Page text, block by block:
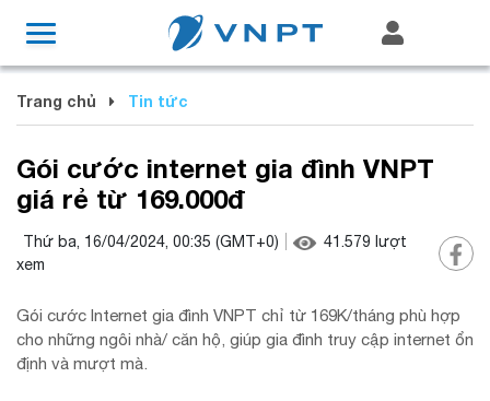
Trang chủ Tin tức
Gói cước internet gia đình VNPT
giá rẻ từ 169.000đ
Thứ ba, 16/04/2024, 00:35 (GMT+0) 41.579 lượt
xem
Gói cước Internet gia đình VNPT chỉ từ 169K/tháng phù hợp
cho những ngôi nhà/ căn hộ, giúp gia đình truy cập internet ổn
định và mượt mà.